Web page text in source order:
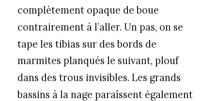
complètement opaque de boue
contrairement à l’aller. Un pas, on se
tape les tibias sur des bords de
marmites planqués le suivant, plouf
dans des trous invisibles. Les grands
bassins à la nage paraîssent également